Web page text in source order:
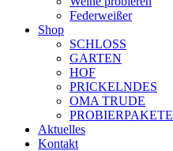
Federweißer
Shop
SCHLOSS
GARTEN
HOF
PRICKELNDES
OMA TRUDE
PROBIERPAKETE
Aktuelles
Kontakt